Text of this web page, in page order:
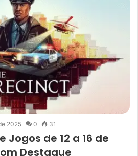
2025 0 31
Jogos de 12 a 16 de
Destaque